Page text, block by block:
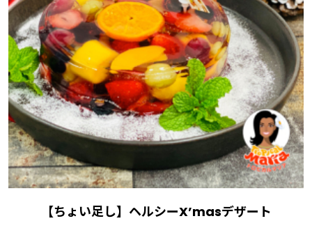
【ちょい足し】ヘルシーX’masデザート